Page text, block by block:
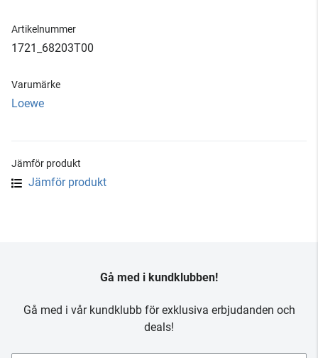
Artikelnummer
1721_68203T00
Varumärke
Loewe
Jämför produkt
Jämför produkt
Gå med i kundklubben!
Gå med i vår kundklubb för exklusiva erbjudanden och
deals!